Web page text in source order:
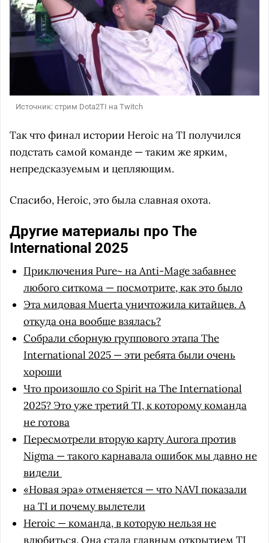
Источник: стрим Dota2TI на Twitch
Так что финал истории Heroic на TI получился
подстать самой команде — таким же ярким,
непредсказуемым и цепляющим.
Спасибо, Heroic, это была славная охота.
Другие материалы про The
International 2025
Приключения Pure~ на Anti-Mage забавнее
любого ситкома — посмотрите, как это было
Эта мидовая Muerta уничтожила китайцев. А
откуда она вообще взялась?
Собрали сборную группового этапа The
International 2025 — эти ребята были очень
хороши
Что произошло со Spirit на The International
2025? Это уже третий TI, к которому команда
не готова
Пересмотрели вторую карту Aurora против
Nigma — такого карнавала ошибок мы давно не
видели
«Новая эра» отменяется — что NAVI показали
на TI и почему вылетели
Heroic — команда, в которую нельзя не
влюбиться. Она стала главным открытием TI